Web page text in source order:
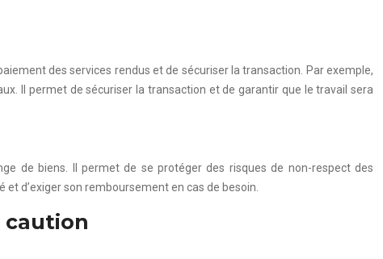
des services rendus et de sécuriser la transaction. Par exemple,
Il permet de sécuriser la transaction et de garantir que le travail sera
de biens. Il permet de se protéger des risques de non-respect des
d’exiger son remboursement en cas de besoin.
caution